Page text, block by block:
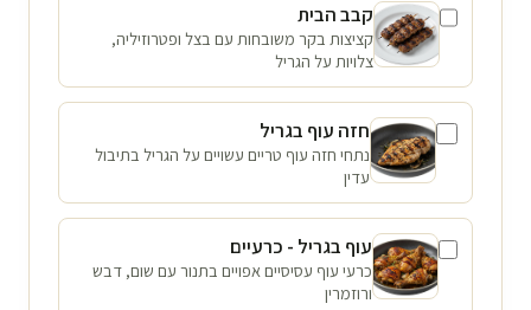
קבב הבית
קציצות בקר משובחות עם בצל ופטרוזיליה,
צלויות על הגריל
חזה עוף בגריל
נתחי חזה עוף טריים עשויים על הגריל בתיבול
עדין
עוף בגריל - כרעיים
כרעי עוף עסיסיים אפויים בתנור עם שום, דבש
ורוזמרין